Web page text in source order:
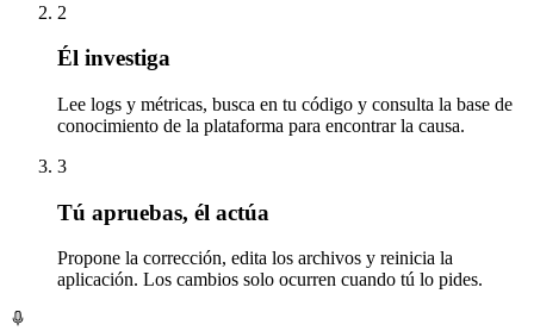
2
Él investiga
Lee logs y métricas, busca en tu código y consulta la base de
conocimiento de la plataforma para encontrar la causa.
3
Tú apruebas, él actúa
Propone la corrección, edita los archivos y reinicia la
aplicación. Los cambios solo ocurren cuando tú lo pides.